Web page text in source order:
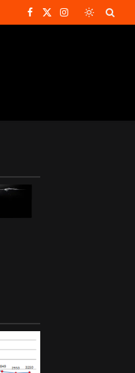
Facebook
X
Instagram